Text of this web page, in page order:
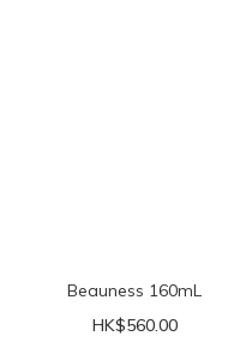
Beauness 160mL
HK$560.00